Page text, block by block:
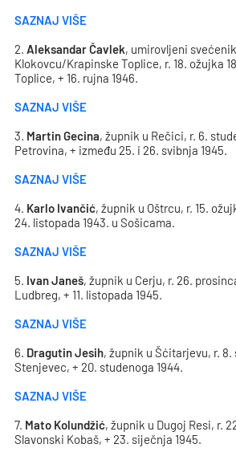
SAZNAJ VIŠE
2.Aleksandar Čavlek, umirovljeni
Klokovcu/Krapinske Toplice, r. 18. ožujka
Toplice, + 16. rujna 1946.
SAZNAJ VIŠE
3. Martin Gecina, župnik u Rečici, r. 6.
Petrovina, + između 25. i 26. svibnja 1945.
SAZNAJ VIŠE
4. Karlo Ivančić, župnik u Oštrcu, r. 15.
24. listopada 1943. u Sošicama.
SAZNAJ VIŠE
5. Ivan Janeš, župnik u Cerju, r. 26.
Ludbreg, + 11. listopada 1945.
SAZNAJ VIŠE
6. Dragutin Jesih, župnik u Šćitarjevu, r. 8.
Stenjevec, + 20. studenoga 1944.
SAZNAJ VIŠE
7. Mato Kolundžić, župnik u Dugoj Resi, r.
Slavonski Kobaš, + 23. siječnja 1945.